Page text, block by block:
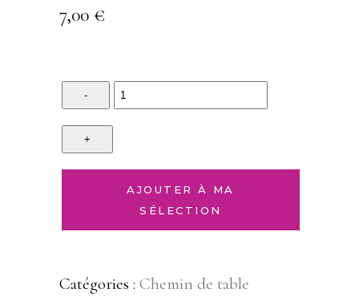
7,00 €
Quantity
AJOUTER À MA
SÉLECTION
Catégories : Chemin de table